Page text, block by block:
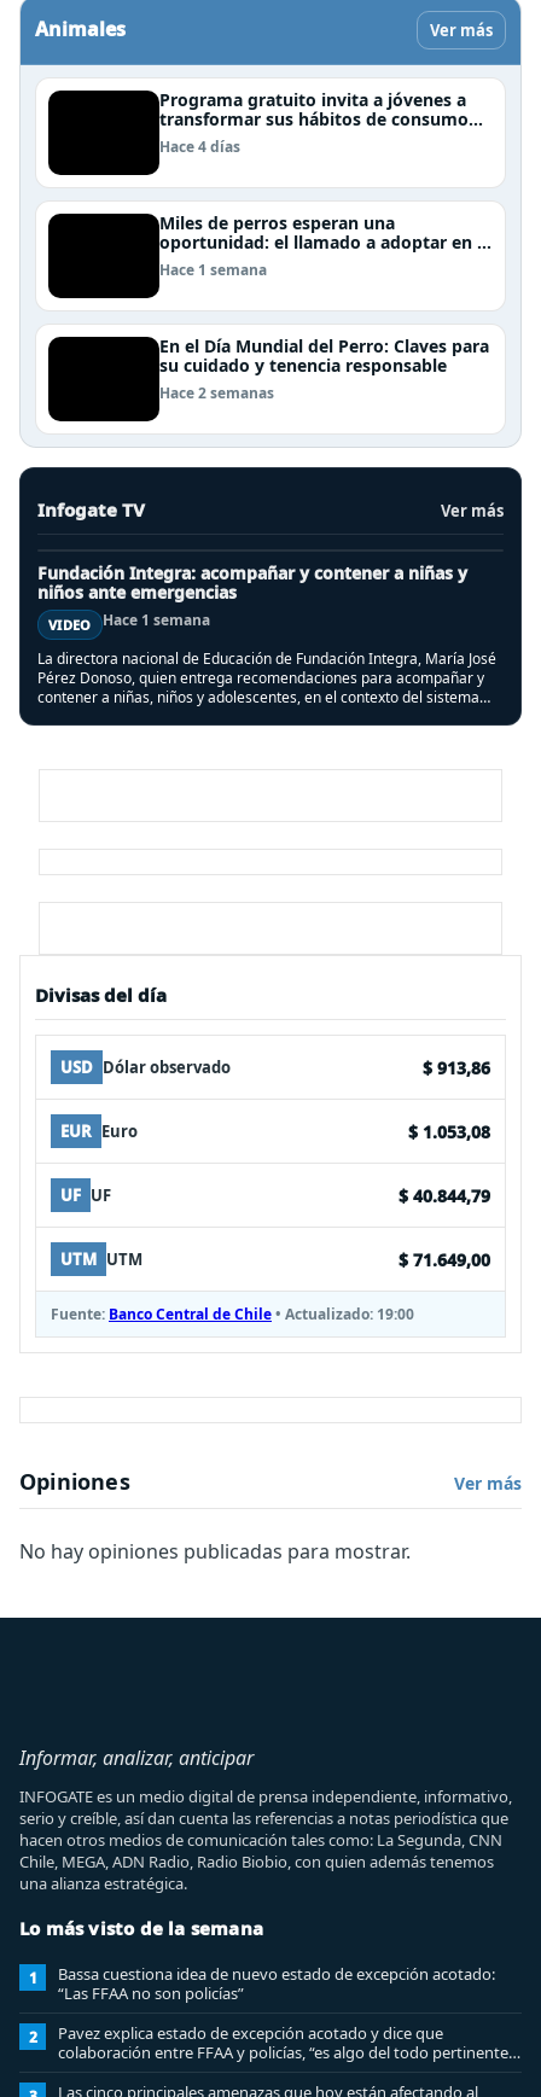
Animales Ver más
Programa gratuito invita a jóvenes a
transformar sus hábitos de consumo
cosmético, alimenticio y de moda
Hace 4 días
Miles de perros esperan una
oportunidad: el llamado a adoptar en el
Día Internacional del Perro Callejero
Hace 1 semana
En el Día Mundial del Perro: Claves para
su cuidado y tenencia responsable
Hace 2 semanas
Infogate TV Ver más
Fundación Integra: acompañar y contener a niñas y
niños ante emergencias
VIDEO
Hace 1 semana
La directora nacional de Educación de Fundación Integra, María José
Pérez Donoso, quien entrega recomendaciones para acompañar y
contener a niñas, niños y adolescentes, en el contexto del sistema
Divisas del día
USD Dólar observado $ 913,86
EUR Euro $ 1.053,08
UF UF $ 40.844,79
UTM UTM $ 71.649,00
Fuente: Banco Central de Chile• Actualizado: 19:00
Opiniones Ver más
No hay opiniones publicadas para mostrar.
Informar, analizar, anticipar
INFOGATE es un medio digital de prensa independiente, informativo,
serio y creíble, así dan cuenta las referencias a notas periodística que
hacen otros medios de comunicación tales como: La Segunda, CNN
Chile, MEGA, ADN Radio, Radio Biobio, con quien además tenemos
una alianza estratégica.
Lo más visto de la semana
1
Bassa cuestiona idea de nuevo estado de excepción acotado:
“Las FFAA no son policías”
2
Pavez explica estado de excepción acotado y dice que
colaboración entre FFAA y policías, “es algo del todo pertinente
analizar”
Las cinco principales amenazas que hoy están afectando al